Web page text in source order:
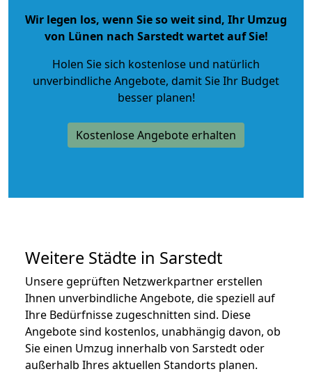
Wir legen los, wenn Sie so weit sind, Ihr Umzug
von Lünen nach Sarstedt wartet auf Sie!
Holen Sie sich kostenlose und natürlich
unverbindliche Angebote, damit Sie Ihr Budget
besser planen!
Kostenlose Angebote erhalten
Weitere Städte in Sarstedt
Unsere geprüften Netzwerkpartner erstellen
Ihnen unverbindliche Angebote, die speziell auf
Ihre Bedürfnisse zugeschnitten sind. Diese
Angebote sind kostenlos, unabhängig davon, ob
Sie einen Umzug innerhalb von Sarstedt oder
außerhalb Ihres aktuellen Standorts planen.